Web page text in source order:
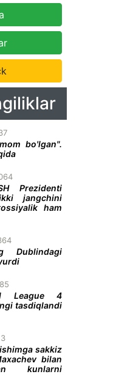
bo'lgan".
Prezidenti
jangchini
ham
Dublindagi
League 4
tasdiqlandi
sakkiz
bilan
kunlarni